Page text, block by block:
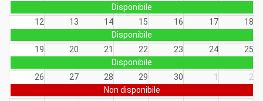
Disponibile
12
13 14 15 16 17
18
Disponibile
19
20 21 22 23 24
25
Disponibile
26
27 28 29 30 1
2
Non disponibile